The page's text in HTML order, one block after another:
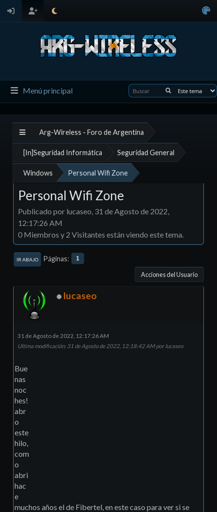
Menú principal
Arg-Wireless - Foro de Argentina
[In]Seguridad Informática Seguridad General
Windows Personal Wifi Zone
Personal Wifi Zone
Publicado por lucaseo, 31 de Agosto de 2022,
12:17:26 AM
0 Miembros y 2 Visitantes están viendo este tema.
IR ABAJO Páginas 1
Acciones del Usuario
lucaseo
31 de Agosto de 2022, 12:17:26 AM
Ultima modificación: 31 de Agosto de 2022, 12:18:42 AM por lucaseo
Bue
nas
noc
hes!
abr
o
este
hilo,
com
o
abri
hac
e
muchos años el de Fibertel, en este caso para ver si se